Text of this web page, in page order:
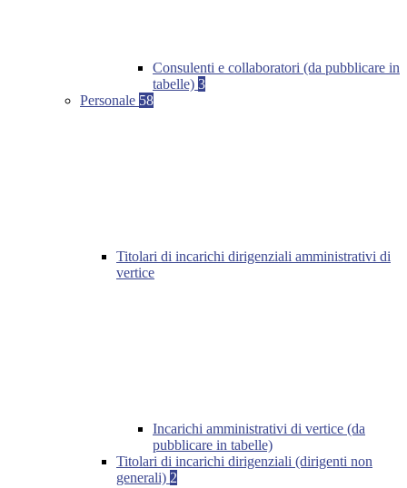
Consulenti e collaboratori (da pubblicare in
tabelle) 3
Personale 58
Titolari di incarichi dirigenziali amministrativi di
vertice
Incarichi amministrativi di vertice (da
pubblicare in tabelle)
Titolari di incarichi dirigenziali (dirigenti non
generali) 2